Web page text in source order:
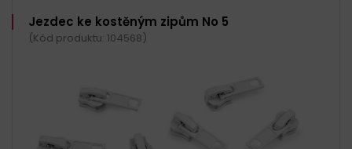
Jezdec ke kostěným zipům No 5
(Kód produktu: 104568)